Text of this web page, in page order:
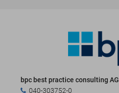
bpc best practice consulting AG
040-303752-0